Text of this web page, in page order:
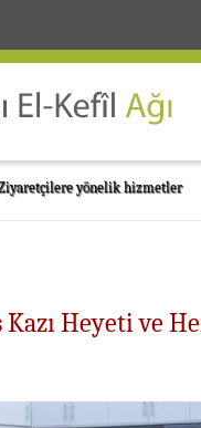
yönelik hizmetler
Heyeti ve